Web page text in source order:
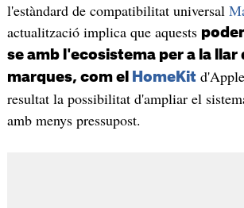
l'estàndard de compatibilitat universal
actualització implica que aquests
se amb l'ecosistema per a la llar
marques, com el
HomeKit
resultat la possibilitat d'ampliar el
amb menys pressupost.